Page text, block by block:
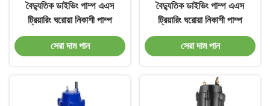
বৈদ্যুতিক ডাইভিং পাম্প এএস
ট্রিয়ারিং ঘরোয়া নিকাশী পাম্প
সেরা দাম পান
বৈদ্যুতিক ডাইভিং পাম্প এএস
ট্রিয়ারিং ঘরোয়া নিকাশী পাম্প
সেরা দাম পান